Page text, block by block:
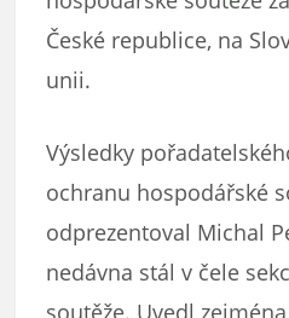
České republice, na
unii.
Výsledky
ochranu hospodářské
odprezentoval Michal
nedávna stál v čele